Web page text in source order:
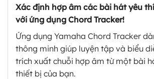
Xác định hợp âm các bài hát yêu
với ứng dụng Chord Tracker!
Ứng dụng Yamaha Chord Tracker
thông minh giúp luyện tập và biểu
trích xuất chuỗi hợp âm từ một bài
thiết bị của bạn.